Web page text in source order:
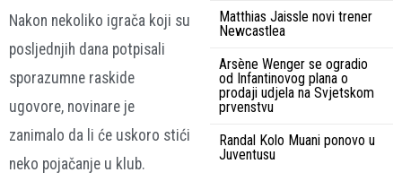
Nakon nekoliko igrača koji su
posljednjih dana potpisali
sporazumne raskide
ugovore, novinare je
zanimalo da li će uskoro stići
neko pojačanje u klub.
Matthias Jaissle novi trener
Newcastlea
Arsène Wenger se ogradio
od Infantinovog plana o
prodaji udjela na Svjetskom
prvenstvu
Randal Kolo Muani ponovo u
Juventusu